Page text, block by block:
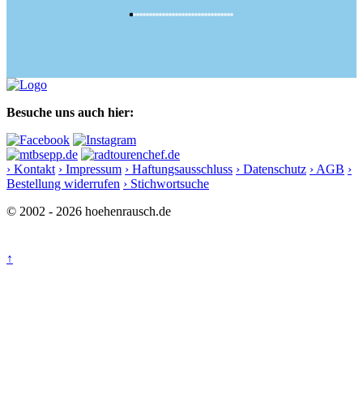
Besuche uns auch hier:
› Kontakt › Impressum › Haftungsausschluss › Datenschutz › AGB ›
Bestellung widerrufen › Stichwortsuche
© 2002 - 2026 hoehenrausch.de
↑